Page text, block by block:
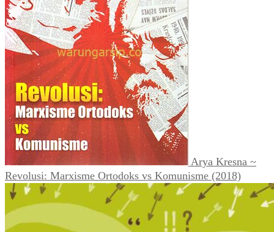
Arya Kresna ~
Revolusi: Marxisme Ortodoks vs Komunisme (2018)